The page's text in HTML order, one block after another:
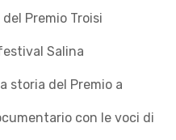
Premio Troisi
Salina
storia del Premio a
con le voci di